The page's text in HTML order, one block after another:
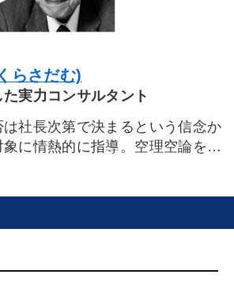
らさだむ)
実力コンサルタント
社長次第で決まるという信念か
に情熱的に指導。空理空論を嫌
る厳しさの反面、誰でも敬遠し
社を建て直すために、社長とと
って眠れない血の出るような苦労